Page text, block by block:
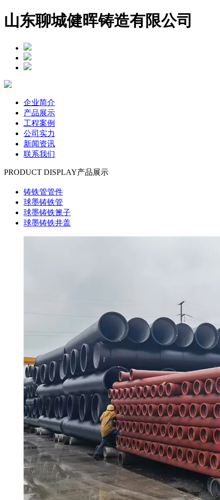
山东聊城健晖铸造有限公司
企业简介
产品展示
工程案例
公司实力
新闻资讯
联系我们
PRODUCT DISPLAY产品展示
铸铁管管件
球墨铸铁管
球墨铸铁篦子
球墨铸铁井盖